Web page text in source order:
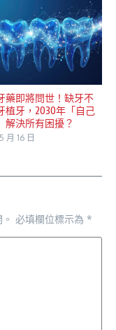
藥即將問世！缺牙不
植牙，2030年「自己
解決所有困擾？
月 16 日
必填欄位標示為 *